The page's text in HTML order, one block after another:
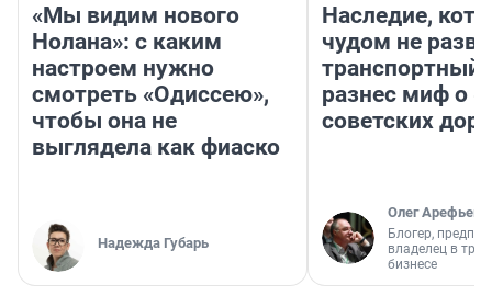
«Мы видим нового
Нолана»: с каким
настроем нужно
смотреть «Одиссею»,
чтобы она не
выглядела как фиаско
Надежда Губарь
Наследие,
чудом не
транспортный
разнес миф о
советских
Олег Арефьев
Блогер,
владелец в
бизнесе